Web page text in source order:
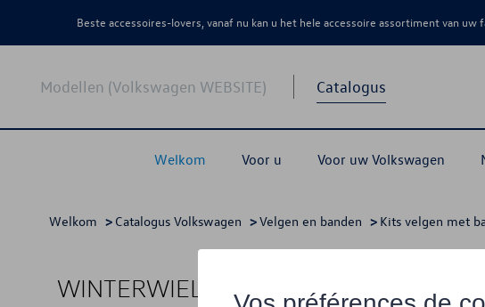
Beste accessoires-lovers, vanaf nu kan u het hele accessoire assortiment van
Modellen (Volkswagen WEBSITE) Catalogus
Welkom Voor u Voor uw Volkswagen
Welkom > Catalogus Volkswagen >Velgen en banden > Kits velgen met
WINTERWIELENSET 17"